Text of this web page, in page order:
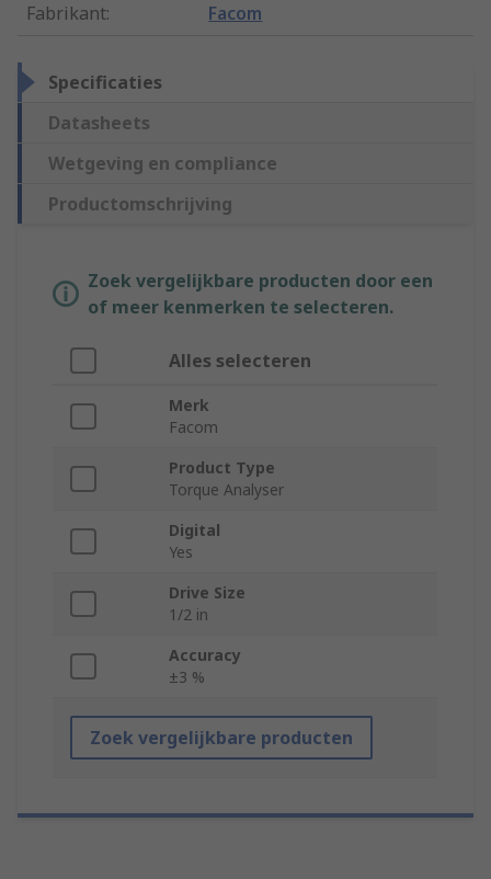
Fabrikant: Facom
Specificaties
Datasheets
Wetgeving en compliance
Productomschrijving
Zoek vergelijkbare producten door een
of meer kenmerken te selecteren.
Alles selecteren
Merk
Facom
Product Type
Torque Analyser
Digital
Yes
Drive Size
1/2 in
Accuracy
±3 %
Zoek vergelijkbare producten